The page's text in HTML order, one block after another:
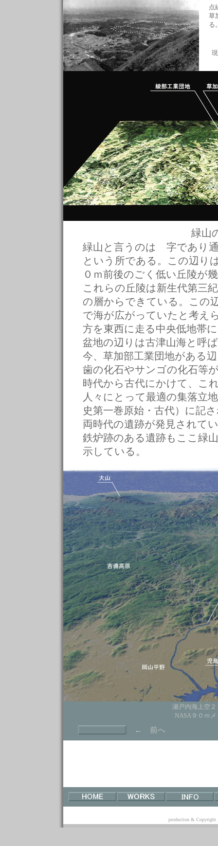
点
草
る
緑山
緑山と言うのは 字であり
という所である。この辺り
０ｍ前後のごく低い丘陵が
これらの丘陵は新生代第三
の層からできている。この
で海が広がっていたと考え
方を東西に走る中央低地帯
盆地の辺りは古津山海と呼
今、草加部工業団地がある
歯の化石やサンゴの化石等
時代から古代にかけて、こ
人々にとって最適の集落立
史第一巻原始・古代）に記
両時代の遺跡が発見されて
鉄炉跡のある遺跡もここ緑
示している。
瀬戸内海上空
NASA９０ｍ
← 前へ
production &